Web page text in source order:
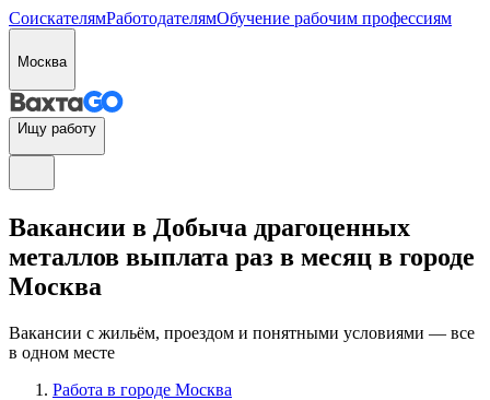
СоискателямРаботодателямОбучение рабочим профессиям
Москва
Ищу работу
Вакансии в Добыча драгоценных
металлов выплата раз в месяц в городе
Москва
Вакансии с жильём, проездом и понятными условиями — все
в одном месте
Работа в городе Москва